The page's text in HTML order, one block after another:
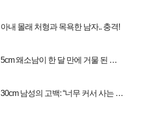
아내 몰래 처형과 목욕한 남자.. 충격!
5cm 왜소남이 한 달 만에 거물 된 사
30cm 남성의 고백: “너무 커서 사는 게